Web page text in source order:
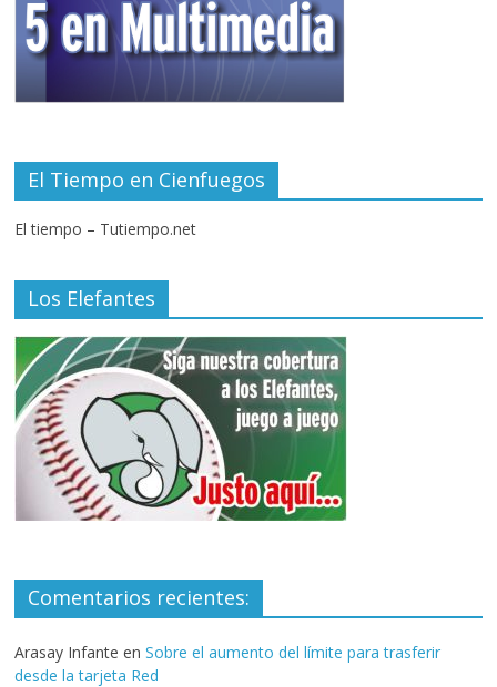
El Tiempo en Cienfuegos
El tiempo – Tutiempo.net
Los Elefantes
Comentarios recientes:
Arasay Infante enSobre el aumento del límite para trasferir
desde la tarjeta Red